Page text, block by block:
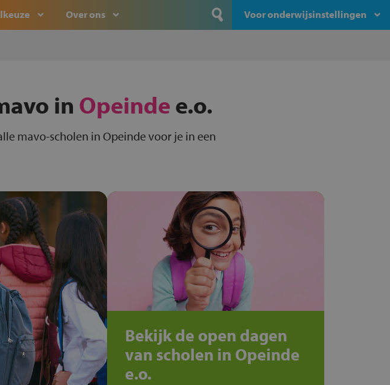
Over ons Voor onderwijsinstellingen
in Opeindee.o.
mavo-scholen in Opeinde voor je in een
Bekijk de open dagen
van scholen in Opeinde
e.o.